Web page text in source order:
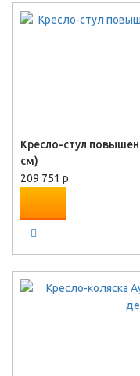
Кресло-стул
см)
209 751 р.